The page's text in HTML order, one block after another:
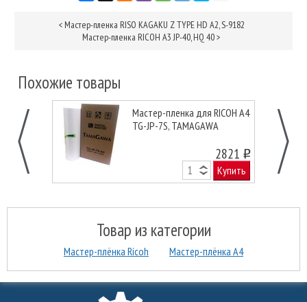
< Мастер-пленка RISO KAGAKU Z TYPE HD A2, S-9182
Мастер-пленка RICOH A3 JP-40, HQ 40>
Похожие товары
Мастер-пленка для RICOH А4
TG-JP-7S, TAMAGAWA
2821 o
Купить
Товар из категории
Мастер-плёнка Ricoh Мастер-плёнка А4